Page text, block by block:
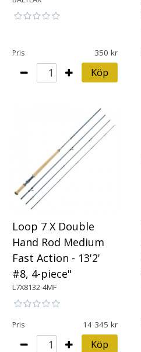
Pris 350
Köp
Loop 7 X Double
Hand Rod Medium
Fast Action - 13'2'
#8, 4-piece"
L7X8132-4MF
Pris 14 345
Köp